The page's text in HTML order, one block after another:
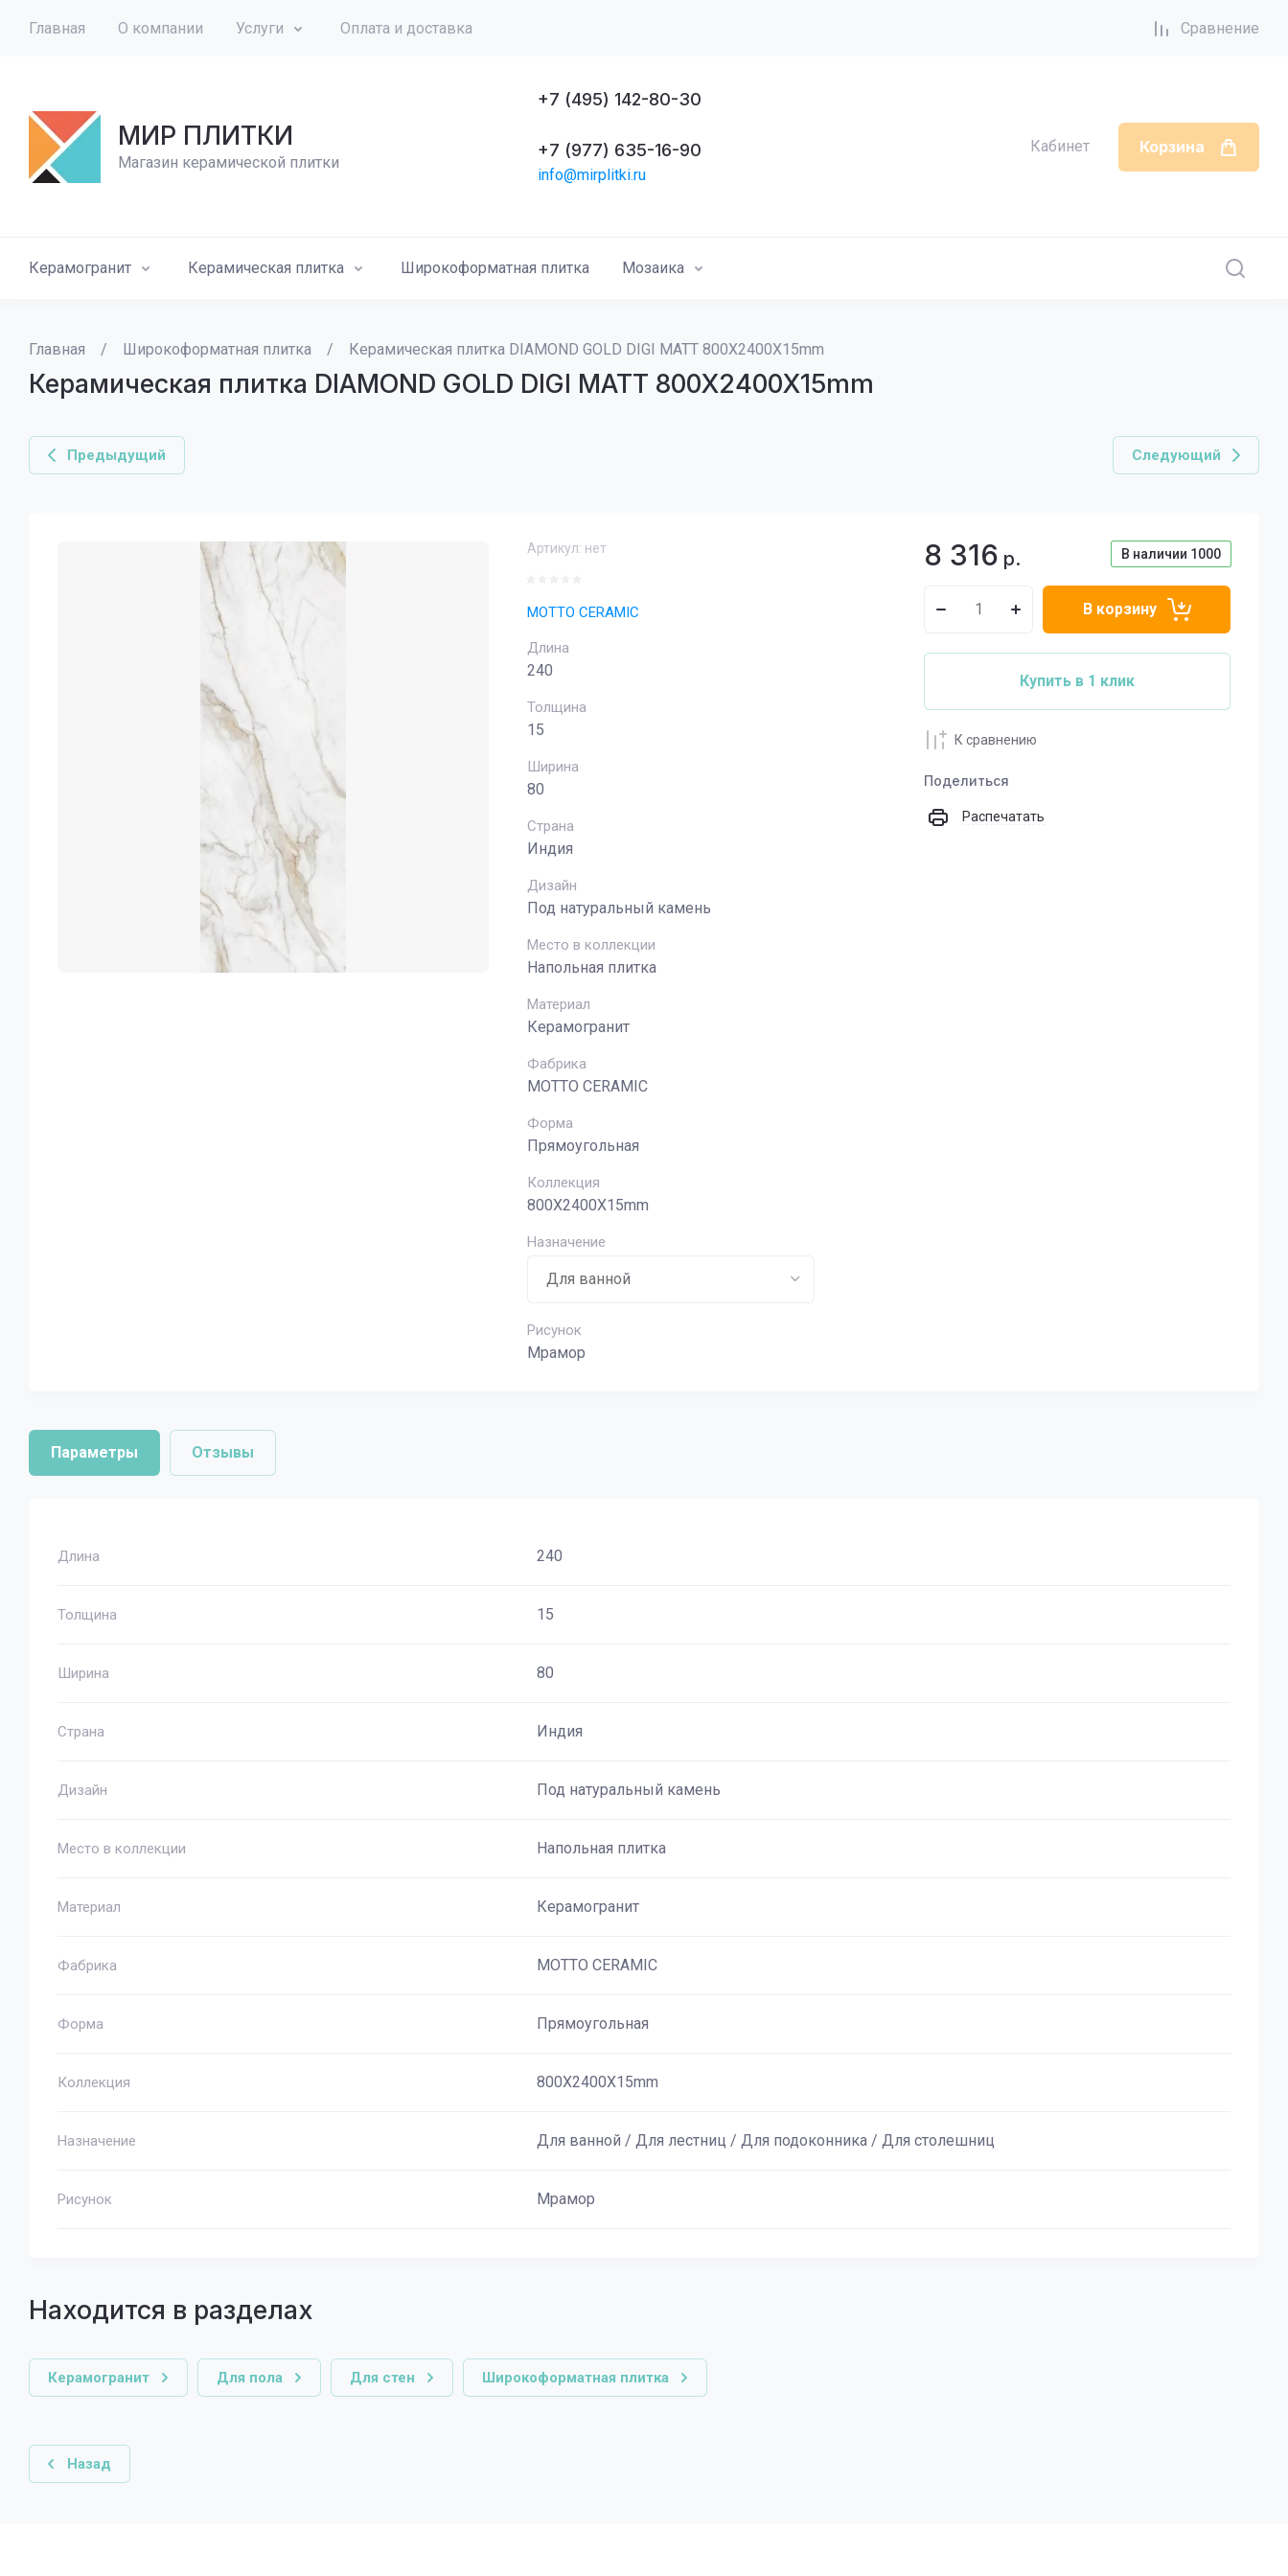
Главная О компании Услуги Оплата и доставка Сравнение
МИР ПЛИТКИ
Магазин керамической плитки
+7 (495) 142-80-30
+7 (977) 635-16-90
info@mirplitki.ru
Кабинет Корзина
Керамогранит Керамическая плитка Широкоформатная плитка Мозаика
Главная / Широкоформатная плитка / Керамическая плитка DIAMOND GOLD DIGI MATT 800X2400X15mm
Керамическая плитка DIAMOND GOLD DIGI MATT 800X2400X15mm
Предыдущий Следующий
Артикул: нет
MOTTO CERAMIC
Длина
240
Толщина
15
Ширина
80
Страна
Индия
Дизайн
Под натуральный камень
Место в коллекции
Напольная плитка
Материал
Керамогранит
Фабрика
MOTTO CERAMIC
Форма
Прямоугольная
Коллекция
800X2400X15mm
Назначение
Рисунок
Мрамор
В наличии 1000
8 316 р.
В корзину
Купить в 1 клик
К сравнению
Поделиться
Распечатать
Параметры Отзывы
Длина 240
Толщина 15
Ширина 80
Страна Индия
Дизайн Под натуральный камень
Место в коллекции Напольная плитка
Материал Керамогранит
Фабрика MOTTO CERAMIC
Форма Прямоугольная
Коллекция 800X2400X15mm
Назначение Для ванной / Для лестниц / Для подоконника / Для столешниц
Рисунок Мрамор
Находится в разделах
Керамогранит Для пола Для стен Широкоформатная плитка
Назад